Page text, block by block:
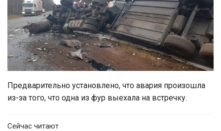
Предварительно установлено, что авария произошла
из-за того, что одна из фур выехала на встречку.
Сейчас читают